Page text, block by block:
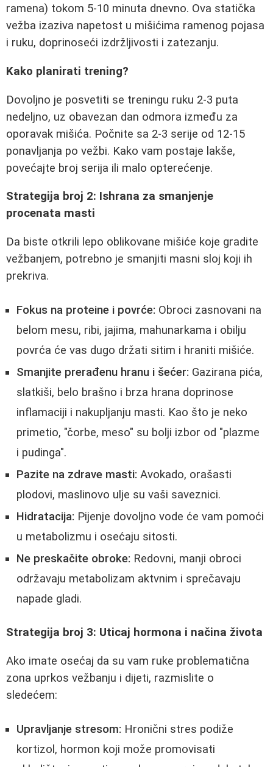
ramena) tokom 5-10 minuta dnevno. Ova statička
vežba izaziva napetost u mišićima ramenog pojasa
i ruku, doprinoseći izdržljivosti i zatezanju.
Kako planirati trening?
Dovoljno je posvetiti se treningu ruku 2-3 puta
nedeljno, uz obavezan dan odmora između za
oporavak mišića. Počnite sa 2-3 serije od 12-15
ponavljanja po vežbi. Kako vam postaje lakše,
povećajte broj serija ili malo opterećenje.
Strategija broj 2: Ishrana za smanjenje
procenata masti
Da biste otkrili lepo oblikovane mišiće koje gradite
vežbanjem, potrebno je smanjiti masni sloj koji ih
prekriva.
Fokus na proteine i povrće: Obroci zasnovani na
belom mesu, ribi, jajima, mahunarkama i obilju
povrća će vas dugo držati sitim i hraniti mišiće.
Smanjite prerađenu hranu i šećer: Gazirana pića,
slatkiši, belo brašno i brza hrana doprinose
inflamaciji i nakupljanju masti. Kao što je neko
primetio, "čorbe, meso" su bolji izbor od "plazme
i pudinga".
Pazite na zdrave masti: Avokado, orašasti
plodovi, maslinovo ulje su vaši saveznici.
Hidratacija: Pijenje dovoljno vode će vam pomoći
u metabolizmu i osećaju sitosti.
Ne preskačite obroke: Redovni, manji obroci
održavaju metabolizam aktvnim i sprečavaju
napade gladi.
Strategija broj 3: Uticaj hormona i načina života
Ako imate osećaj da su vam ruke problematična
zona uprkos vežbanju i dijeti, razmislite o
sledećem:
Upravljanje stresom: Hronični stres podiže
kortizol, hormon koji može promovisati